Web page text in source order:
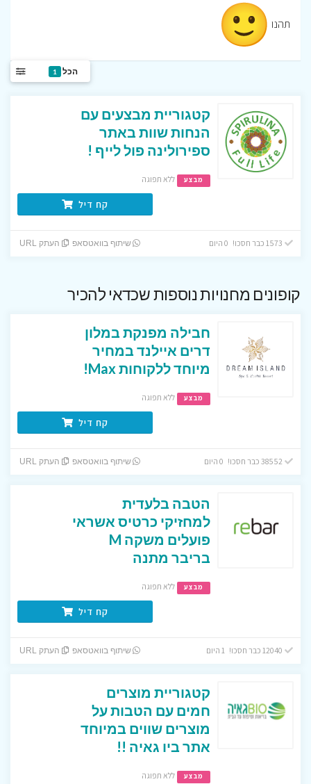
תהנו
הכל 1
קטגוריית מבצעים עם
הנחות שוות באתר
ספירולינה פול לייף !
מבצע ללא תפוגה
קח דיל
שיתוף בוואטסאפ העתק URL
קופונים מחנויות נוספות שכדאי להכיר
חבילה מפנקת במלון
דרים איילנד במחיר
מיוחד ללקוחות Max!
מבצע ללא תפוגה
קח דיל
שיתוף בוואטסאפ העתק URL
הטבה בלעדית
למחזיקי כרטיס אשראי
פועלים משקה M
בריבר מתנה
מבצע ללא תפוגה
קח דיל
שיתוף בוואטסאפ העתק URL
קטגוריית מוצרים
חמים עם הטבות על
מוצרים שווים במיוחד
אתר ביו גאיה !!
מבצע ללא תפוגה